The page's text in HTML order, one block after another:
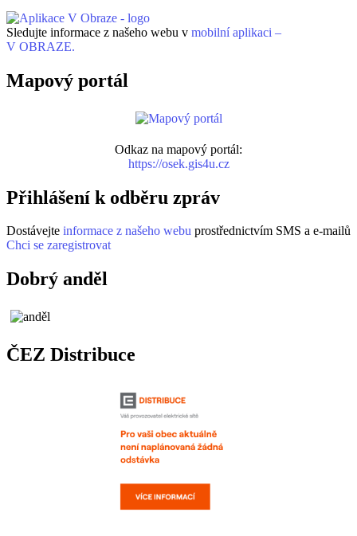
Sledujte informace z našeho webu v mobilní aplikaci –
V OBRAZE.
Mapový portál
Odkaz na mapový portál:
https://osek.gis4u.cz
Přihlášení k odběru zpráv
Dostávejte informace z našeho webu prostřednictvím SMS a e-mailů
Chci se zaregistrovat
Dobrý anděl
ČEZ Distribuce